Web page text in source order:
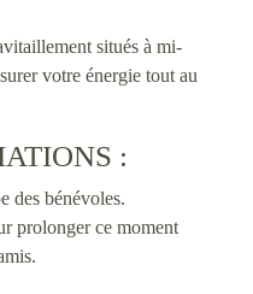
situés à mi-
votre énergie tout au
:
des bénévoles.
prolonger ce moment